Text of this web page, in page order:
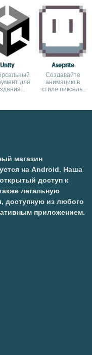
Unity
для
Aseprite
Создавайте
анимацию в
стиле пиксель-
магазин
на Android. Наша
доступ к
легальную
доступную из любого
приложением.